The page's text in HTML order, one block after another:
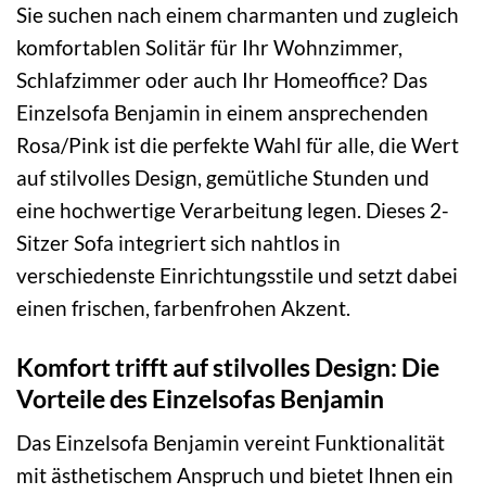
Sie suchen nach einem charmanten und zugleich
komfortablen Solitär für Ihr Wohnzimmer,
Schlafzimmer oder auch Ihr Homeoffice? Das
Einzelsofa Benjamin in einem ansprechenden
Rosa/Pink ist die perfekte Wahl für alle, die Wert
auf stilvolles Design, gemütliche Stunden und
eine hochwertige Verarbeitung legen. Dieses 2-
Sitzer Sofa integriert sich nahtlos in
verschiedenste Einrichtungsstile und setzt dabei
einen frischen, farbenfrohen Akzent.
Komfort trifft auf stilvolles Design: Die
Vorteile des Einzelsofas Benjamin
Das Einzelsofa Benjamin vereint Funktionalität
mit ästhetischem Anspruch und bietet Ihnen ein